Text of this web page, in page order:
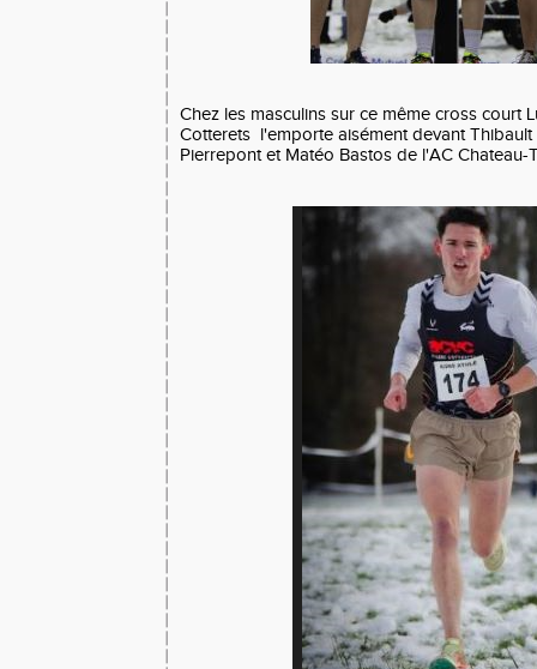
Chez les masculins sur ce même cross court
Cotterets l'emporte aisément devant Thibault
Pierrepont et Matéo Bastos de l'AC Chateau-